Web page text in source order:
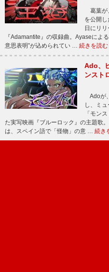
葛葉が
を公開
日にリ
『Adamantite』の収録曲。Ayaseによ
意思表明”が込められてい … 続きを読む
Ado、
ンスト
Adoが
し、ミ
「モン
た実写映画『ブルーロック』の主題歌
は、スペイン語で「怪物」の意 … 続き